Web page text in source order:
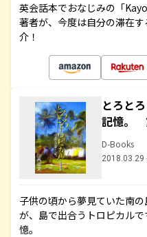
英会話本でおなじみの「
著者が、今度は自分の滞在
介！
とろと
記憶。
D-Books
2018.03.29
子供の頃から夢見ていた南
が、島で出合うトロピカル
憶。